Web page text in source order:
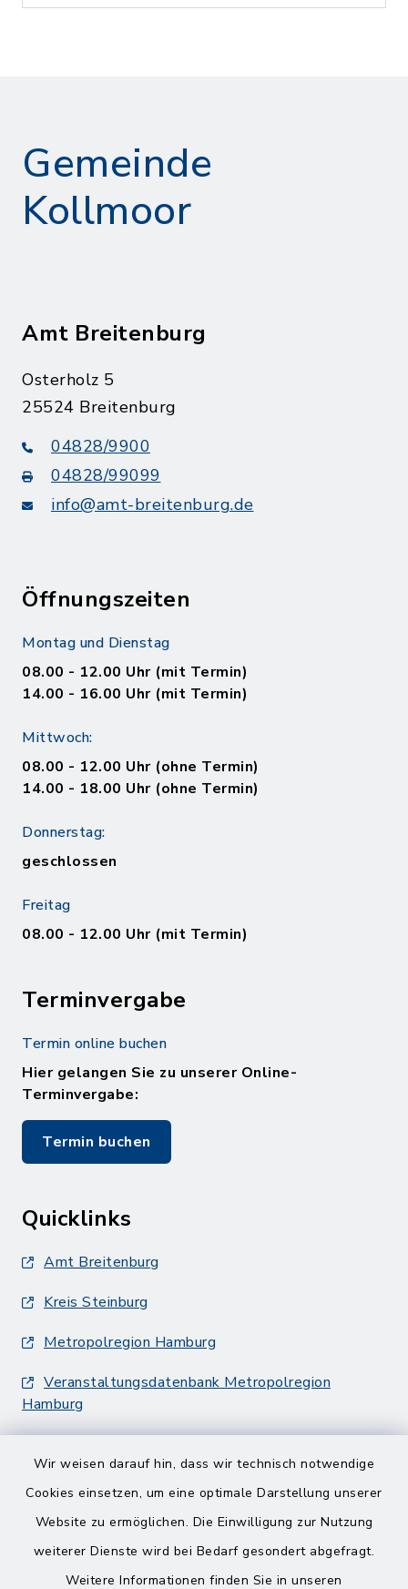
Wir weisen darauf hin, dass wir technisch notwendige
Cookies einsetzen, um eine optimale Darstellung unserer
Website zu ermöglichen. Die Einwilligung zur Nutzung
weiterer Dienste wird bei Bedarf gesondert abgefragt.
Weitere Informationen finden Sie in unseren
Gemeinde
Kollmoor
Amt Breitenburg
Osterholz 5
25524 Breitenburg
04828/9900
04828/99099
info@amt-breitenburg.de
Öffnungszeiten
Montag und Dienstag
08.00 - 12.00 Uhr (mit Termin)
14.00 - 16.00 Uhr (mit Termin)
Mittwoch:
08.00 - 12.00 Uhr (ohne Termin)
14.00 - 18.00 Uhr (ohne Termin)
Donnerstag:
geschlossen
Freitag
08.00 - 12.00 Uhr (mit Termin)
Terminvergabe
Termin online buchen
Hier gelangen Sie zu unserer Online-
Terminvergabe:
Termin buchen
Quicklinks
Amt Breitenburg
Kreis Steinburg
Metropolregion Hamburg
Veranstaltungsdatenbank Metropolregion
Hamburg